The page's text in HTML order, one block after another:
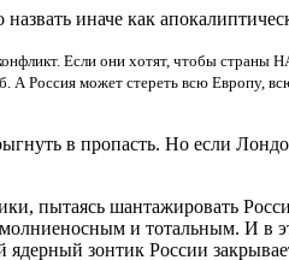
иначе как
Если они хотят, чтобы
Россия может стереть всю Европу,
в пропасть. Но если
пытаясь шантажировать
и тотальным. И в
ядерный зонтик России